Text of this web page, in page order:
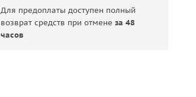
Для предоплаты доступен полный
возврат средств при отменеза 48
часов